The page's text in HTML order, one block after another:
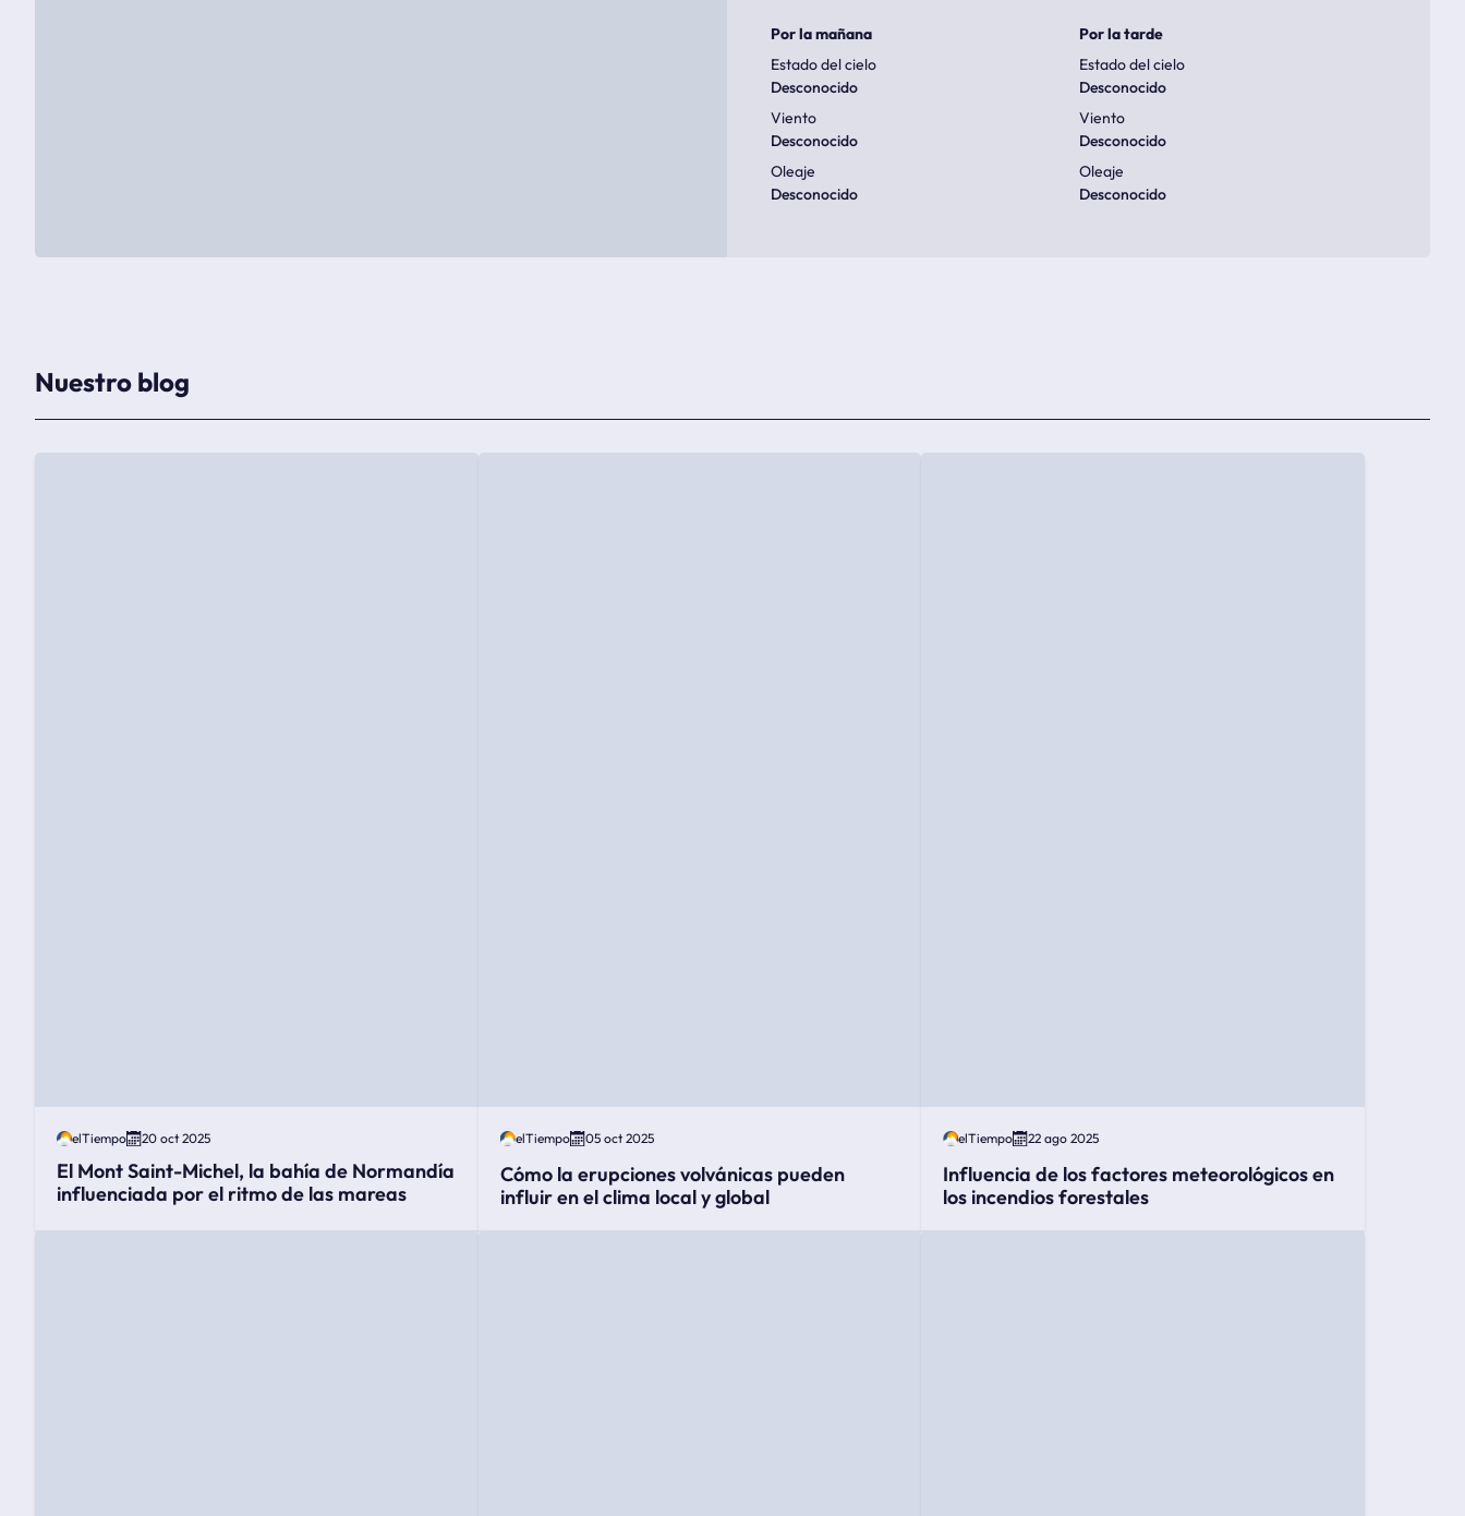
Por la mañana
Estado del cielo
Desconocido
Viento
Desconocido
Oleaje
Desconocido
Por la tarde
Estado del cielo
Desconocido
Viento
Desconocido
Oleaje
Desconocido
Nuestro blog
elTiempo 20 oct 2025
El Mont Saint-Michel, la bahía de Normandía
influenciada por el ritmo de las mareas
elTiempo 05 oct 2025
Cómo la erupciones volvánicas pueden
influir en el clima local y global
elTiempo 22 ago 2025
Influencia de los factores meteorológicos en
los incendios forestales